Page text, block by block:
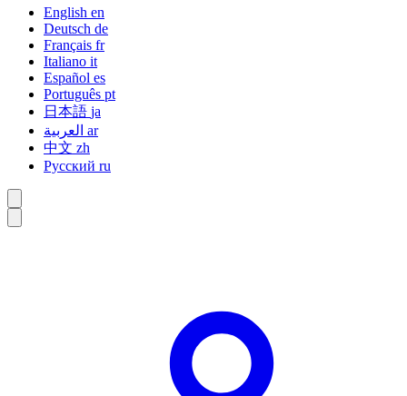
English en
Deutsch de
Français fr
Italiano it
Español es
Português pt
日本語 ja
ar
中文 zh
Русский ru